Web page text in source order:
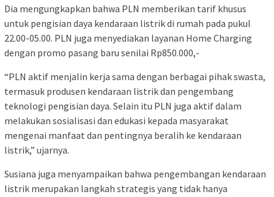
Dia mengungkapkan bahwa PLN memberikan tarif khusus
untuk pengisian daya kendaraan listrik di rumah pada pukul
22.00-05.00. PLN juga menyediakan layanan Home Charging
dengan promo pasang baru senilai Rp850.000,-
“PLN aktif menjalin kerja sama dengan berbagai pihak swasta,
termasuk produsen kendaraan listrik dan pengembang
teknologi pengisian daya. Selain itu PLN juga aktif dalam
melakukan sosialisasi dan edukasi kepada masyarakat
mengenai manfaat dan pentingnya beralih ke kendaraan
listrik,” ujarnya.
Susiana juga menyampaikan bahwa pengembangan kendaraan
listrik merupakan langkah strategis yang tidak hanya